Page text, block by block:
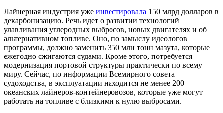
Лайнерная индустрия уже инвестировала 150 млрд долларов в
декарбонизацию. Речь идет о развитии технологий
улавливания углеродных выбросов, новых двигателях и об
альтернативном топливе. Оно, по замыслу идеологов
программы, должно заменить 350 млн тонн мазута, которые
ежегодно сжигаются судами. Кроме этого, потребуется
модернизация портовой структуры практически по всему
миру. Сейчас, по информации Всемирного совета
судоходства, в эксплуатации находится не менее 200
океанских лайнеров-контейнеровозов, которые уже могут
работать на топливе с близкими к нулю выбросами.